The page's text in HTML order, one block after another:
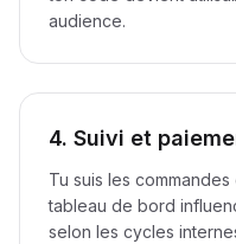
audience.
4. Suivi et
Tu suis les
tableau de bord
selon les cycles